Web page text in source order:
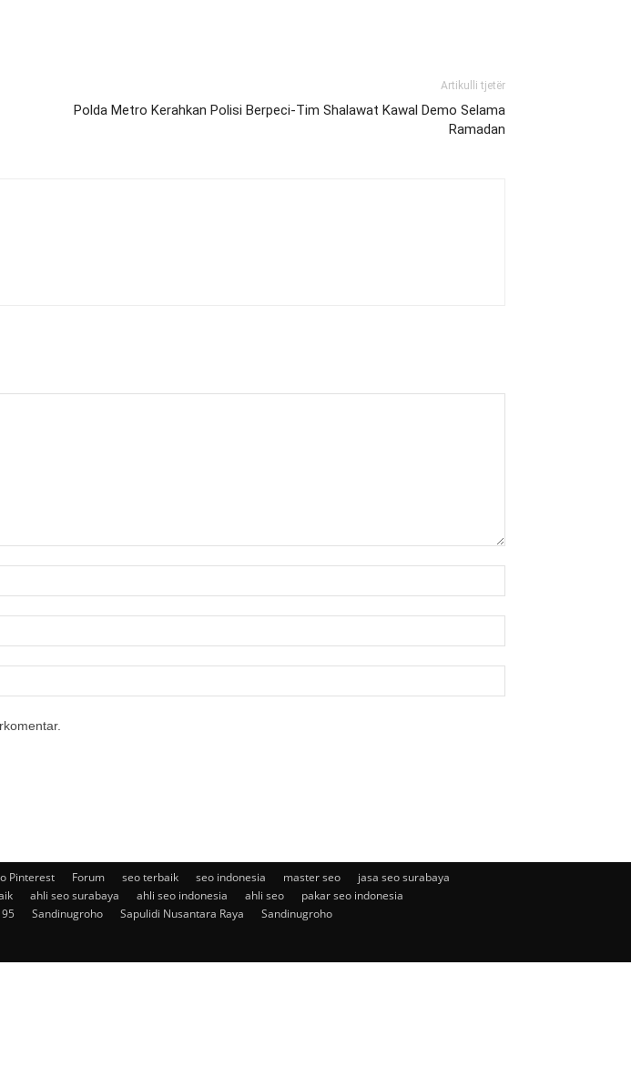
Artikulli tjetër
Polda Metro Kerahkan Polisi Berpeci-Tim Shalawat Kawal Demo Selama
Ramadan
Pinterest Forum seo terbaik seo indonesia master seo
jasa seo surabaya
ahli seo surabaya ahli seo indonesia ahli seo
pakar seo indonesia
Sandinugroho Sapulidi Nusantara Raya Sandinugroho